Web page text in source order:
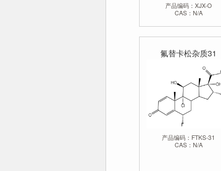
产品编码：XJX-O
CAS：N/A
氟替卡松杂质31
产品编码：FTKS-31
CAS：N/A